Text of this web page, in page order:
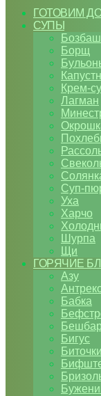
ГОТОВИМ
СУПЫ
Бозбаш
Борщ
Крем-
Лагман
Суп-
Уха
Харчо
Шурпа
Щи
ГОРЯЧИЕ
Азу
Бабка
Бигус
Биточки